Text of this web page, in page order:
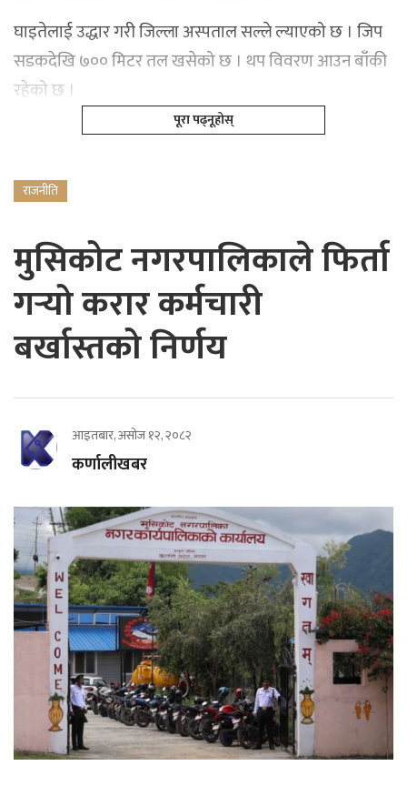
घाइतेलाई उद्धार गरी जिल्ला अस्पताल सल्ले ल्याएको छ । जिप
सडकदेखि ७०० मिटर तल खसेको छ । थप विवरण आउन बाँकी
रहेको छ ।
पूरा पढ्नूहोस्
राजनीति
मुसिकोट नगरपालिकाले फिर्ता
गर्‍यो करार कर्मचारी
बर्खास्तको निर्णय
आइतबार, असोज १२, २०८२
कर्णालीखबर